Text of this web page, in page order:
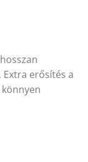
erősítés a